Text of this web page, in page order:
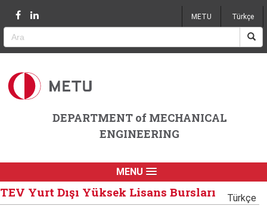
METU Türkçe
DEPARTMENT of MECHANICAL
ENGINEERING
MENU
TEV Yurt Dışı Yüksek Lisans Bursları Türkçe